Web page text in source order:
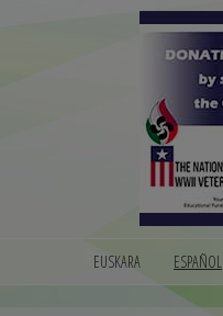
EUSKARA ESPAÑOL